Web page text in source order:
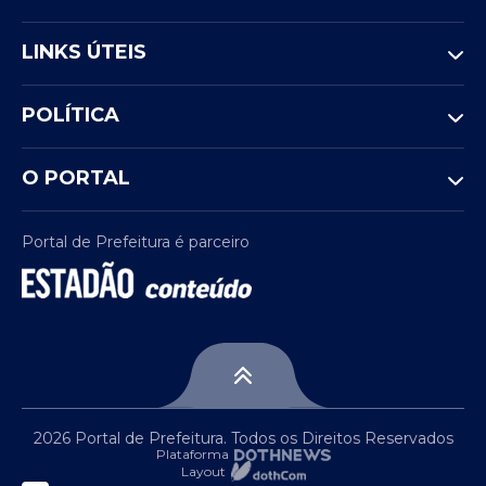
beneficiários acompanhem as informações
apenas pelos canais oficiais para evitar
golpes e garantir o recebimento dentro do
prazo previsto.
LINKS ÚTEIS
POLÍTICA
O PORTAL
Portal de Prefeitura é parceiro
2026 Portal de Prefeitura. Todos os Direitos Reservados
Plataforma
Layout